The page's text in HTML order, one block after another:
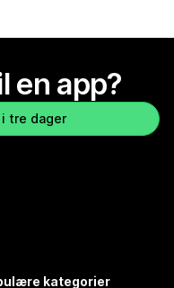
en app?
tre dager
kategorier